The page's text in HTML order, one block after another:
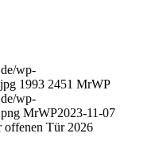
wp-
1993 2451 MrWP
wp-
MrWP2023-11-07
offenen Tür 2026